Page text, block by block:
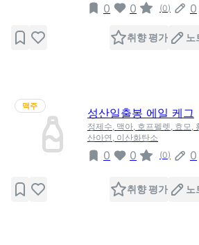
0 0 (0) 0
취향 평가 노
맥주
성산일출봉 에일 케그
정제수, 맥아, 호프펠렛, 효모,
산아연, 이산화탄소
0 0 (0) 0
취향 평가 노